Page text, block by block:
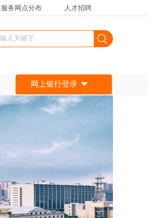
服务网点分布 人才招聘
网上银行登录